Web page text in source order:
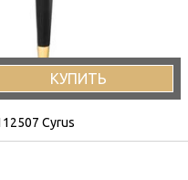
КУПИТЬ
Cyrus